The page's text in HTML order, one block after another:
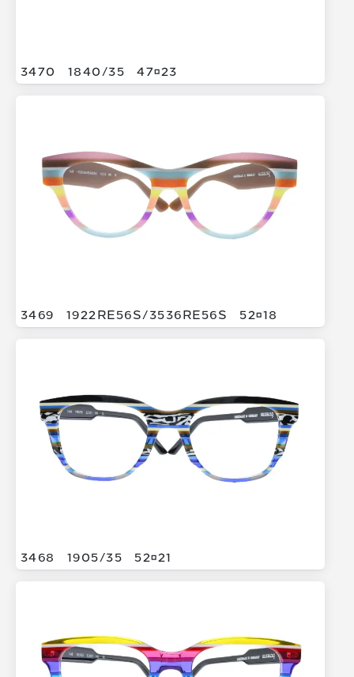
3470 1840/35 4723
3469 1922RE56S/3536RE56S 5218
3468 1905/35 5221